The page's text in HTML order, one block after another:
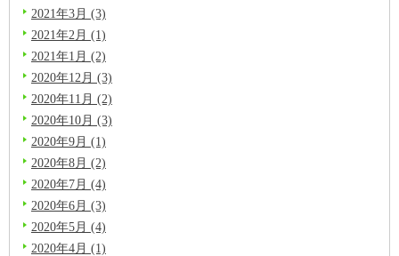
2021年3月 (3)
2021年2月 (1)
2021年1月 (2)
2020年12月 (3)
2020年11月 (2)
2020年10月 (3)
2020年9月 (1)
2020年8月 (2)
2020年7月 (4)
2020年6月 (3)
2020年5月 (4)
2020年4月 (1)